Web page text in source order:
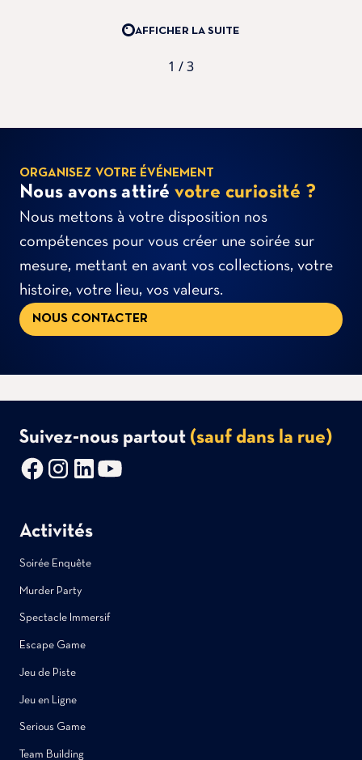
AFFICHER LA SUITE
1 / 3
Nous avons attirévotre curiosité ?
ORGANISEZ VOTRE ÉVÉNEMENT
Nous mettons à votre disposition nos
compétences pour vous créer une soirée sur
mesure, mettant en avant vos collections, votre
histoire, votre lieu, vos valeurs.
NOUS CONTACTER
Suivez-nous partout (sauf dans la rue)
Activités
Soirée Enquête
Murder Party
Spectacle Immersif
Escape Game
Jeu de Piste
Jeu en Ligne
Serious Game
Team Building